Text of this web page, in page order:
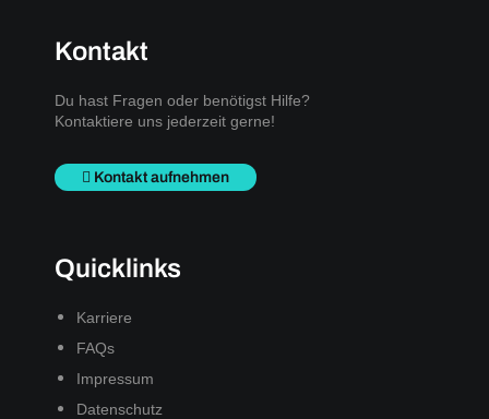
Kontakt
Du hast Fragen oder benötigst Hilfe?
Kontaktiere uns jederzeit gerne!
Kontakt aufnehmen
Quicklinks
Karriere
FAQs
Impressum
Datenschutz